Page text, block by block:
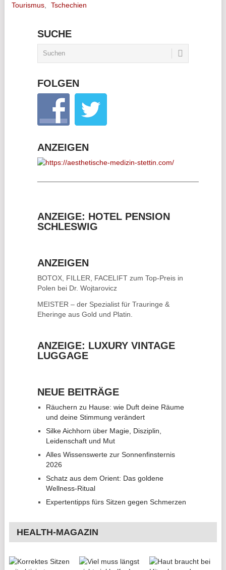
Tourismus, Tschechien
SUCHE
FOLGEN
ANZEIGEN
ANZEIGE: HOTEL PENSION
SCHLESWIG
ANZEIGEN
BOTOX, FILLER, FACELIFTzum Top-Preis in
Polen bei Dr. Wojtarovicz
MEISTER – der Spezialist für Trauringe &
Eheringe aus Gold und Platin.
ANZEIGE: LUXURY VINTAGE
LUGGAGE
NEUE BEITRÄGE
Räuchern zu Hause: wie Duft deine Räume
und deine Stimmung verändert
Silke Aichhorn über Magie, Disziplin,
Leidenschaft und Mut
Alles Wissenswerte zur Sonnenfinsternis
2026
Schatz aus dem Orient: Das goldene
Wellness-Ritual
Expertentipps fürs Sitzen gegen Schmerzen
HEALTH-MAGAZIN